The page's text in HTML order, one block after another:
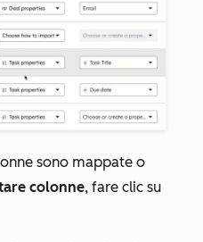
sono mappate o
colonne, fare clic su